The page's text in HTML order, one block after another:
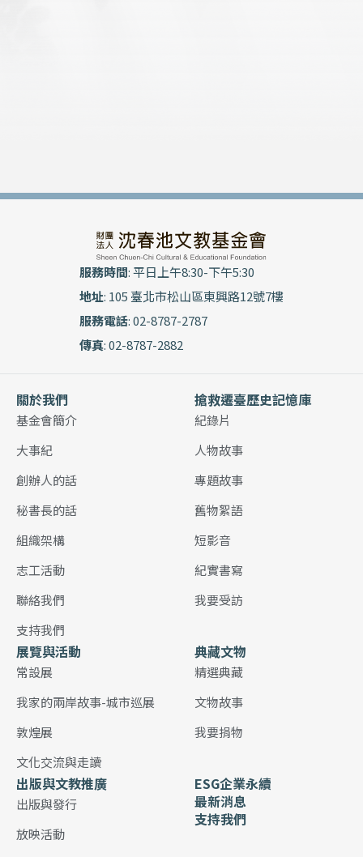
服務時間: 平日上午8:30-下午5:30
地址: 105 臺北市松山區東興路12號7樓
服務電話: 02-8787-2787
傳真: 02-8787-2882
關於我們
基金會簡介
大事紀
創辦人的話
秘書長的話
組織架構
志工活動
聯絡我們
支持我們
搶救遷臺歷史記憶庫
紀錄片
人物故事
專題故事
舊物絮語
短影音
紀實書寫
我要受訪
展覽與活動
常設展
我家的兩岸故事-城市巡展
敦煌展
文化交流與走讀
典藏文物
精選典藏
文物故事
我要捐物
出版與文教推廣
出版與發行
放映活動
ESG企業永續
最新消息
支持我們